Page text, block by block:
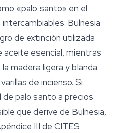
«palo santo» en el
Bulnesia
de extinción utilizada
aceite esencial, mientras
la madera ligera y blanda
de incienso. Si
palo santo a precios
que derive de Bulnesia,
III de CITES